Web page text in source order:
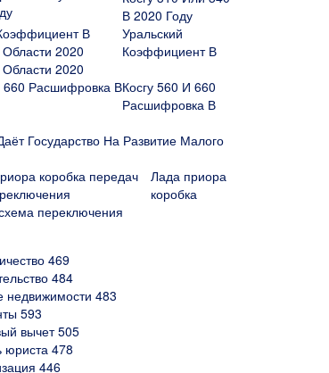
В 2020 Году
Уральский
Коэффициент В
2020
Косгу 560 И 660
Расшифровка В
Государство На Развитие Малого
Лада приора
коробка
переключения
469
484
недвижимости 483
593
вычет505
478
446